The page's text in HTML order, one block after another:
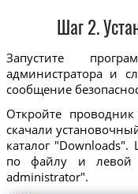
Шаг 2.
Запустите
администратора и
сообщение
Откройте
скачали
каталог
по файлу и левой
administrator".